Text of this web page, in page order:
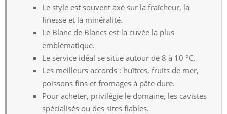
Le style est souvent axé sur la fraîcheur, la
finesse et la minéralité.
Le Blanc de Blancs est la cuvée la plus
emblématique.
Le service idéal se situe autour de 8 à 10 °C.
Les meilleurs accords : huîtres, fruits de mer,
poissons fins et fromages à pâte dure.
Pour acheter, privilégie le domaine, les cavistes
spécialisés ou des sites fiables.